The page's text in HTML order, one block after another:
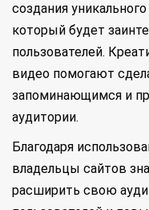
создания
который будет
пользователей.
видео помогают
запоминающимся и
аудитории.
Благодаря
владельцы сайтов
расширить свою